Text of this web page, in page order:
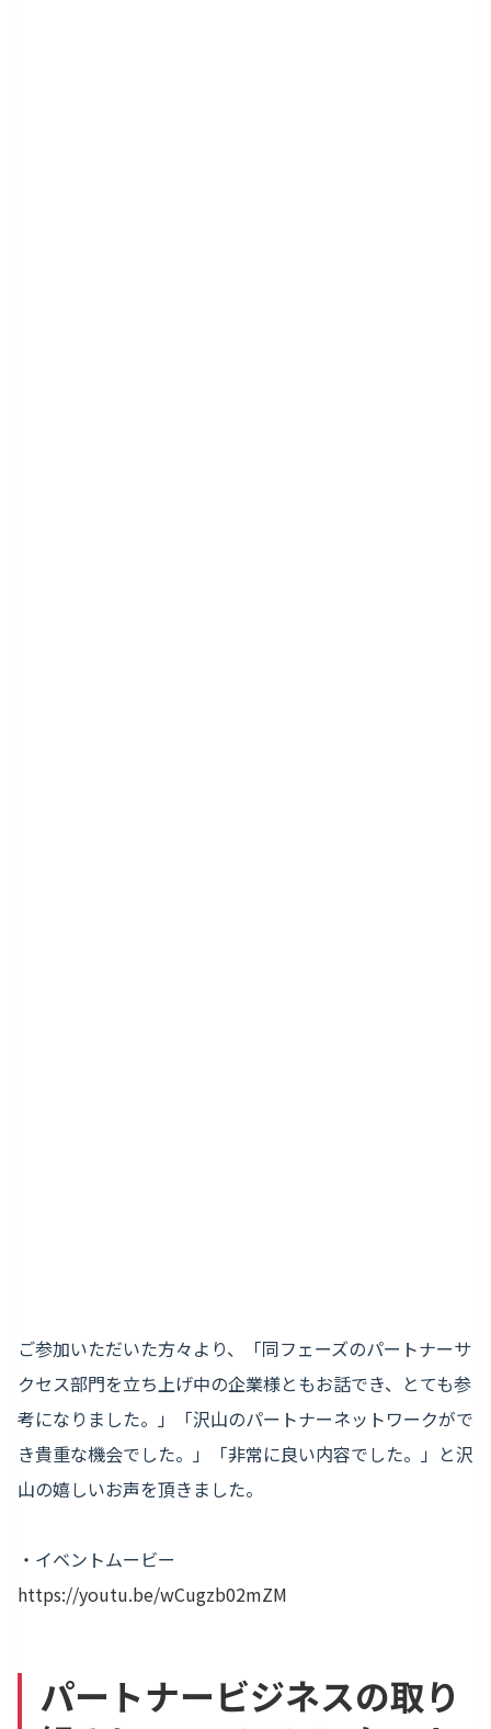
ご参加いただいた方々より、「同フェーズのパートナーサ
クセス部門を立ち上げ中の企業様ともお話でき、とても参
考になりました。」「沢山のパートナーネットワークがで
き貴重な機会でした。」「非常に良い内容でした。」と沢
山の嬉しいお声を頂きました。
・イベントムービー
https://youtu.be/wCugzb02mZM
パートナービジネスの取り